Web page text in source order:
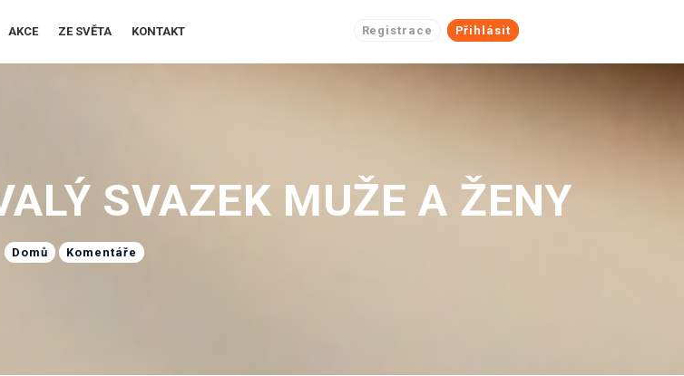
AKCE ZE SVĚTA KONTAKT Registrace Přihlásit
SVAZEK MUŽE A ŽENY
Domů Komentáře